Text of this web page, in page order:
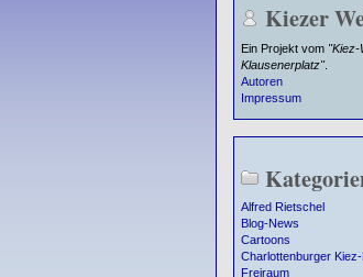
Kiezer
Ein Projekt vom "Kiez-
Klausenerplatz".
Autoren
Impressum
Alfred Rietschel
Blog-News
Cartoons
Charlottenburger
Freiraum